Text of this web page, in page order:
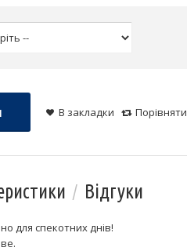
В закладки Порівняти
Відгуки
для спекотних днів!